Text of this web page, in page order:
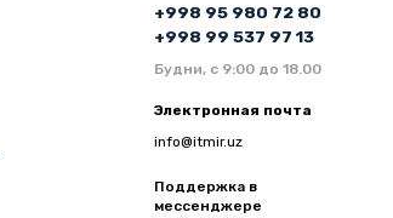
+998 95 980 72 80
+998 99 537 97 13
Будни, с 9:00 до 18.00
Электронная почта
info@itmir.uz
Поддержка в
мессенджере